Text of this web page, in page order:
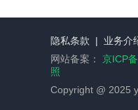
隐私条款 | 业务介
网站备案： 京ICP
照
Copyright @ 2025